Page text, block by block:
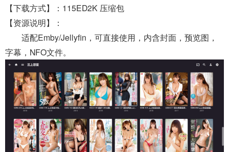
【下载方式】：115ED2K 压缩包
【资源说明】：
适配Emby/Jellyfin，可直接使用，内含封面，预览图，
字幕，NFO文件。